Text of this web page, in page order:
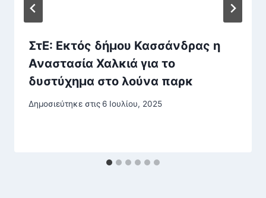
ΣτΕ: Εκτός δήμου Κασσάνδρας η
Αναστασία Χαλκιά για το
δυστύχημα στο λούνα παρκ
Δημοσιεύτηκε στις 6 Ιουλίου, 2025